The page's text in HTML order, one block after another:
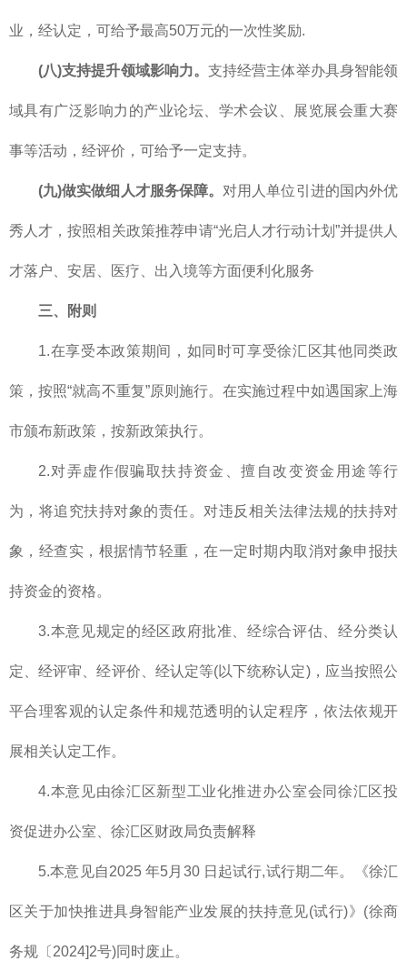
业，经认定，可给予最高50万元的一次性奖励.
(八)支持提升领域影响力。支持经营主体举办具身智能领
域具有广泛影响力的产业论坛、学术会议、展览展会重大赛
事等活动，经评价，可给予一定支持。
(九)做实做细人才服务保障。 对用人单位引进的国内外优
秀人才，按照相关政策推荐申请“光启人才行动计划”并提供人
才落户、安居、医疗、出入境等方面便利化服务
三、附则
1.在享受本政策期间，如同时可享受徐汇区其他同类政
策，按照“就高不重复”原则施行。在实施过程中如遇国家上海
市颁布新政策，按新政策执行。
2.对弄虚作假骗取扶持资金、擅自改变资金用途等行
为，将追究扶持对象的责任。对违反相关法律法规的扶持对
象，经查实，根据情节轻重，在一定时期内取消对象申报扶
持资金的资格。
3.本意见规定的经区政府批准、经综合评估、经分类认
定、经评审、经评价、经认定等(以下统称认定)，应当按照公
平合理客观的认定条件和规范透明的认定程序，依法依规开
展相关认定工作。
4.本意见由徐汇区新型工业化推进办公室会同徐汇区投
资促进办公室、徐汇区财政局负责解释
5.本意见自2025 年5月30 日起试行,试行期二年。《徐汇
区关于加快推进具身智能产业发展的扶持意见(试行)》(徐商
务规〔2024]2号)同时废止。